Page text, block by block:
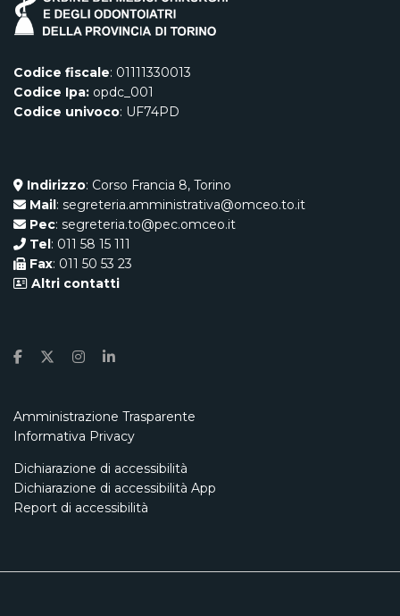
Codice fiscale: 01111330013
Codice Ipa: opdc_001
Codice univoco: UF74PD
Indirizzo: Corso Francia 8, Torino
Mail: segreteria.amministrativa@omceo.to.it
Pec: segreteria.to@pec.omceo.it
Tel: 011 58 15 111
Fax: 011 50 53 23
Altri contatti
Amministrazione Trasparente
Informativa Privacy
Dichiarazione di accessibilità
Dichiarazione di accessibilità App
Report di accessibilità